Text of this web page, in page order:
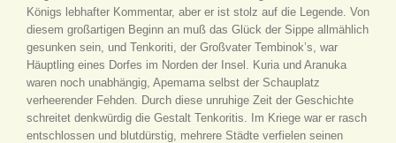
Königs lebhafter Kommentar, aber er ist stolz auf die Legende. Von
diesem großartigen Beginn an muß das Glück der Sippe allmählich
gesunken sein, und Tenkoriti, der Großvater Tembinok’s, war
Häuptling eines Dorfes im Norden der Insel. Kuria und Aranuka
waren noch unabhängig, Apemama selbst der Schauplatz
verheerender Fehden. Durch diese unruhige Zeit der Geschichte
schreitet denkwürdig die Gestalt Tenkoritis. Im Kriege war er rasch
entschlossen und blutdürstig, mehrere Städte verfielen seinen